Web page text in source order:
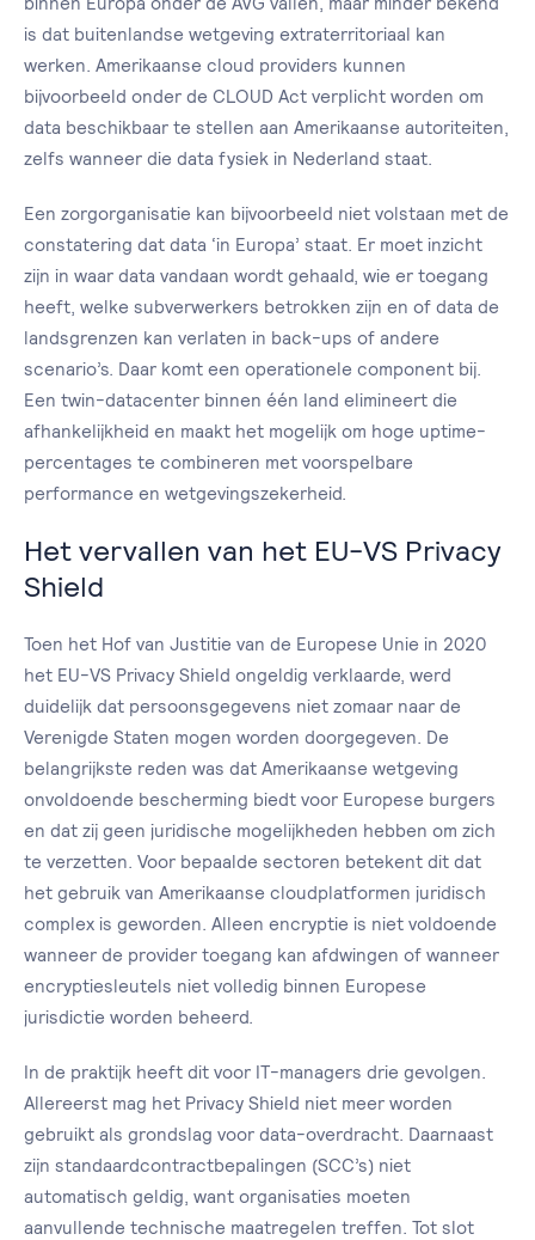
is dat buitenlandse wetgeving extraterritoriaal kan
werken. Amerikaanse cloud providers kunnen
bijvoorbeeld onder de CLOUD Act verplicht worden om
data beschikbaar te stellen aan Amerikaanse autoriteiten,
zelfs wanneer die data fysiek in Nederland staat.
Een zorgorganisatie kan bijvoorbeeld niet volstaan met de
constatering dat data ‘in Europa’ staat. Er moet inzicht
zijn in waar data vandaan wordt gehaald, wie er toegang
heeft, welke subverwerkers betrokken zijn en of data de
landsgrenzen kan verlaten in back-ups of andere
scenario’s. Daar komt een operationele component bij.
Een twin-datacenter binnen één land elimineert die
afhankelijkheid en maakt het mogelijk om hoge uptime-
percentages te combineren met voorspelbare
performance en wetgevingszekerheid.
Het vervallen van het EU-VS Privacy
Shield
Toen het Hof van Justitie van de Europese Unie in 2020
het EU-VS Privacy Shield ongeldig verklaarde, werd
duidelijk dat persoonsgegevens niet zomaar naar de
Verenigde Staten mogen worden doorgegeven. De
belangrijkste reden was dat Amerikaanse wetgeving
onvoldoende bescherming biedt voor Europese burgers
en dat zij geen juridische mogelijkheden hebben om zich
te verzetten. Voor bepaalde sectoren betekent dit dat
het gebruik van Amerikaanse cloudplatformen juridisch
complex is geworden. Alleen encryptie is niet voldoende
wanneer de provider toegang kan afdwingen of wanneer
encryptiesleutels niet volledig binnen Europese
jurisdictie worden beheerd.
In de praktijk heeft dit voor IT-managers drie gevolgen.
Allereerst mag het Privacy Shield niet meer worden
gebruikt als grondslag voor data-overdracht. Daarnaast
zijn standaardcontractbepalingen (SCC’s) niet
automatisch geldig, want organisaties moeten
aanvullende technische maatregelen treffen. Tot slot